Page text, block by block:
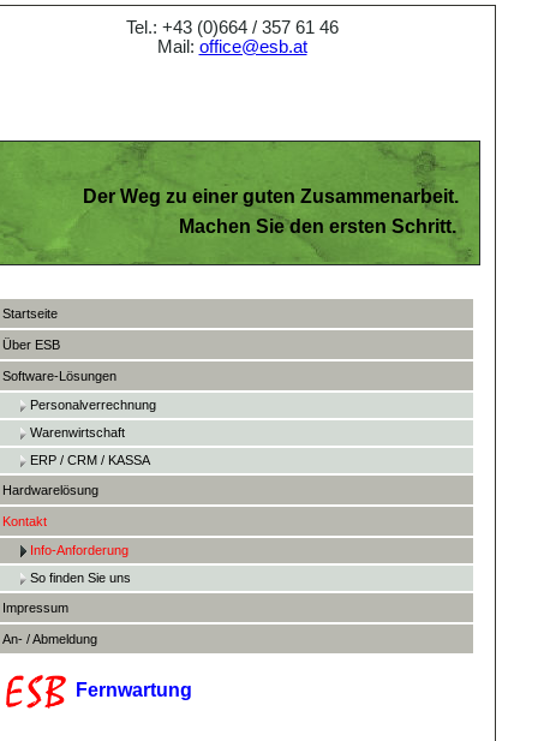
Tel.: +43 (0)664 / 357 61 46
Mail: office@esb.at
Der Weg zu einer guten Zusammenarbeit.
Machen Sie den ersten Schritt.
Startseite
Über ESB
Software-Lösungen
Personalverrechnung
Warenwirtschaft
ERP / CRM / KASSA
Hardwarelösung
Kontakt
Info-Anforderung
So finden Sie uns
Impressum
An- / Abmeldung
Fernwartung